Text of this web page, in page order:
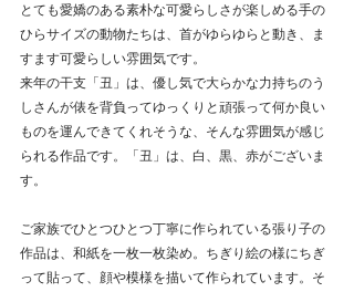
とても愛嬌のある素朴な可愛らしさが楽しめる手の
ひらサイズの動物たちは、首がゆらゆらと動き、ま
すます可愛らしい雰囲気です。
来年の干支「丑」は、優し気で大らかな力持ちのう
しさんが俵を背負ってゆっくりと頑張って何か良い
ものを運んできてくれそうな、そんな雰囲気が感じ
られる作品です。「丑」は、白、黒、赤がございま
す。
ご家族でひとつひとつ丁寧に作られている張り子の
作品は、和紙を一枚一枚染め。ちぎり絵の様にちぎ
って貼って、顔や模様を描いて作られています。そ